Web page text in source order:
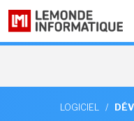
LOGICIEL /